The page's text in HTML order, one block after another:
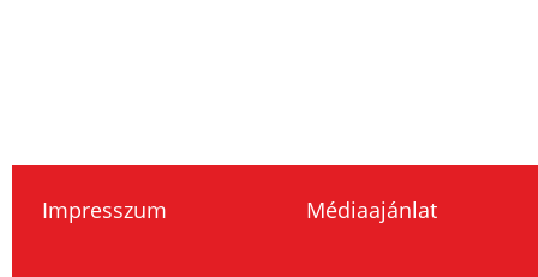
Impresszum Médiaajánlat